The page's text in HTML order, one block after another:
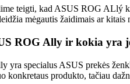
teigti, kad ASUS ROG ALlý
mėgautis žaidimais ar
ROG Ally ir kokia yra
yra specialus ASUS prekės
konkretaus produkto, tačiau